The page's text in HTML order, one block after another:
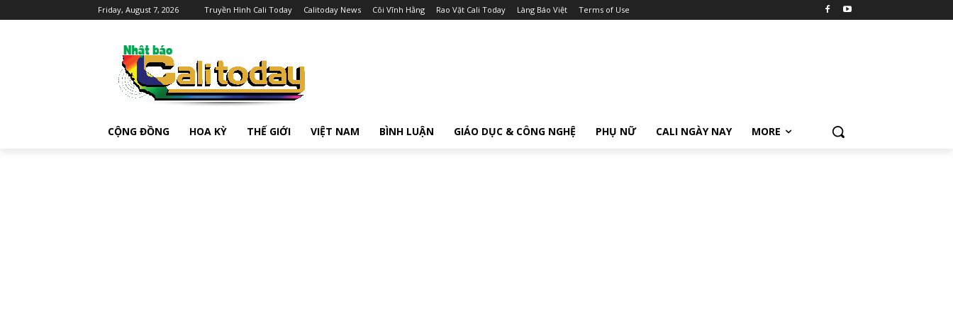
Friday, August 7, 2026 Truyền Hình Cali Today Calitoday News Cõi Vĩnh Hằng Rao Vặt Cali Today Làng Báo Việt Terms of Use
CỘNG ĐỒNG HOA KỲ THẾ GIỚI VIỆT NAM BÌNH LUẬN GIÁO DỤC & CÔNG NGHỆ PHỤ NỮ CALI NGÀY NAY MORE